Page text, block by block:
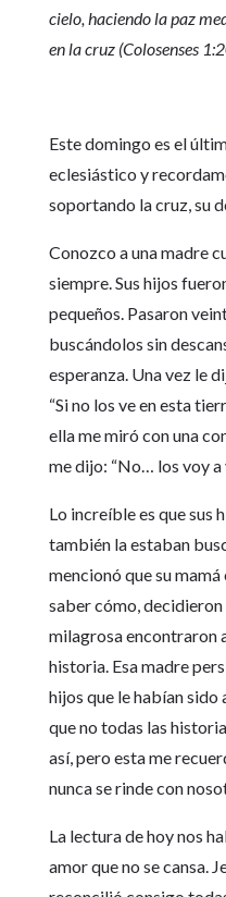
cielo, haciendo la paz
en la cruz (Colosenses
Este domingo es el
eclesiástico y
soportando la cruz, su
Conozco a una madre
siempre. Sus hijos
pequeños. Pasaron
buscándolos sin
esperanza. Una vez le
“Si no los ve en esta
ella me miró con una
me dijo: “No… los voy a
Lo increíble es que sus
también la estaban
mencionó que su
saber cómo,
milagrosa encontraron
historia. Esa madre
hijos que le habían sido
que no todas las
así, pero esta me
nunca se rinde con
La lectura de hoy nos
amor que no se cansa.